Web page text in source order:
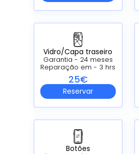
Vidro/Capa traseiro
Garantia - 24 meses
Reparação em - 3 hrs
25€
Reservar
Botões